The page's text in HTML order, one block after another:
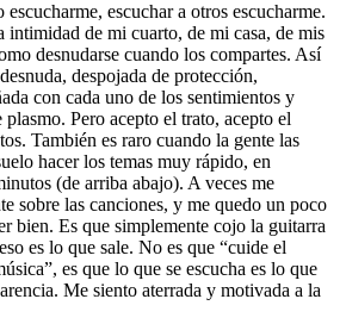
escucharme, escuchar a otros escucharme.
intimidad de mi cuarto, de mi casa, de mis
desnudarse cuando los compartes. Así
despojada de protección,
con cada uno de los sentimientos y
plasmo. Pero acepto el trato, acepto el
También es raro cuando la gente las
hacer los temas muy rápido, en
(de arriba abajo). A veces me
sobre las canciones, y me quedo un poco
bien. Es que simplemente cojo la guitarra
es lo que sale. No es que “cuide el
es que lo que se escucha es lo que
Me siento aterrada y motivada a la